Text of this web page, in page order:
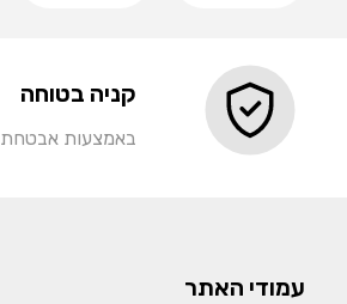
קניה בטוחה
באמצעות אבטחת SSL
עמודי האתר